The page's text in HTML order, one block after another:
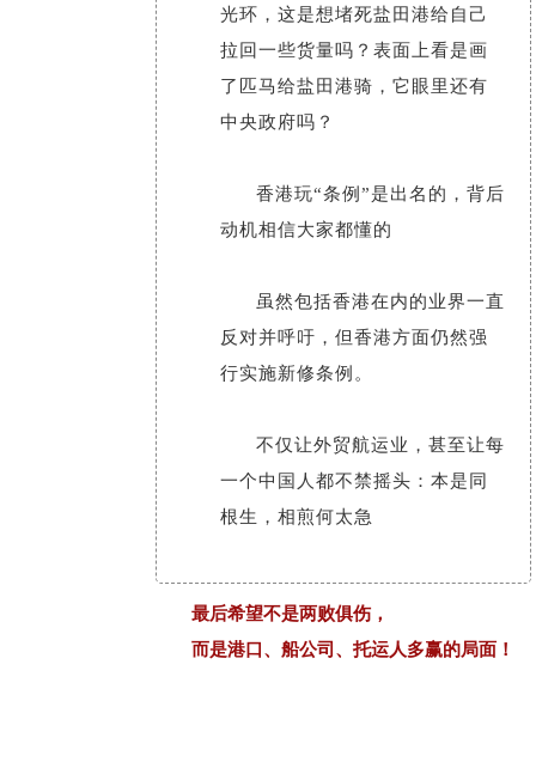
光环，这是想堵死盐田港给自己
拉回一些货量吗？表面上看是画
了匹马给盐田港骑，它眼里还有
中央政府吗？
香港玩“条例”是出名的，背后
动机相信大家都懂的
虽然包括香港在内的业界一直
反对并呼吁，但香港方面仍然强
行实施新修条例。
不仅让外贸航运业，甚至让每
一个中国人都不禁摇头：本是同
根生，相煎何太急
最后希望不是两败俱伤，
而是港口、船公司、托运人多赢的局面！